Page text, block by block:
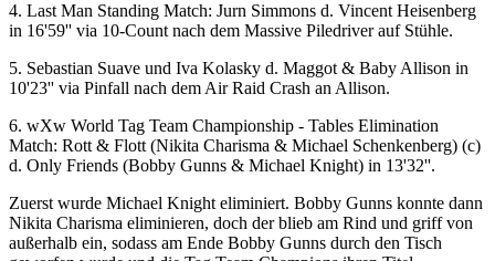
4. Last Man Standing Match: Jurn Simmons d. Vincent Heisenberg
in 16'59'' via 10-Count nach dem Massive Piledriver auf Stühle.
5. Sebastian Suave und Iva Kolasky d. Maggot & Baby Allison in
10'23'' via Pinfall nach dem Air Raid Crash an Allison.
6. wXw World Tag Team Championship - Tables Elimination
Match: Rott & Flott (Nikita Charisma & Michael Schenkenberg) (c)
d. Only Friends (Bobby Gunns & Michael Knight) in 13'32''.
Zuerst wurde Michael Knight eliminiert. Bobby Gunns konnte dann
Nikita Charisma eliminieren, doch der blieb am Rind und griff von
außerhalb ein, sodass am Ende Bobby Gunns durch den Tisch